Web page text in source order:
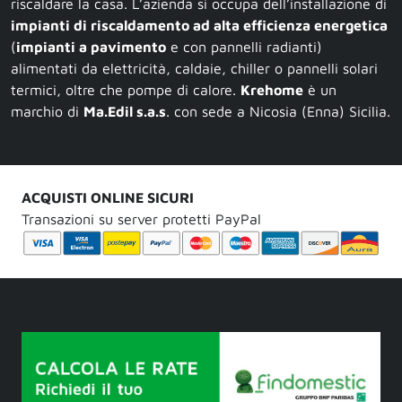
riscaldare la casa. L’azienda si occupa dell’installazione di
impianti di riscaldamento ad alta efficienza energetica
(impianti a pavimento e con pannelli radianti)
alimentati da elettricità, caldaie, chiller o pannelli solari
termici, oltre che pompe di calore. Krehome è un
marchio di Ma.Edil s.a.s. con sede a Nicosia (Enna) Sicilia.
ACQUISTI ONLINE SICURI
Transazioni su server protetti PayPal